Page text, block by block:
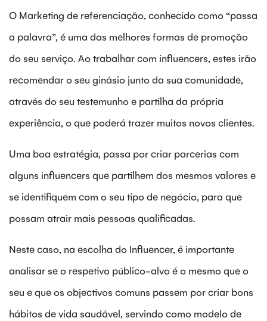
O Marketing de referenciação, conhecido como “passa
a palavra”, é uma das melhores formas de promoção
do seu serviço. Ao trabalhar com influencers, estes irão
recomendar o seu ginásio junto da sua comunidade,
através do seu testemunho e partilha da própria
experiência, o que poderá trazer muitos novos clientes.
Uma boa estratégia, passa por criar parcerias com
alguns influencers que partilhem dos mesmos valores e
se identifiquem com o seu tipo de negócio, para que
possam atrair mais pessoas qualificadas.
Neste caso, na escolha do Influencer, é importante
analisar se o respetivo público-alvo é o mesmo que o
seu e que os objectivos comuns passem por criar bons
hábitos de vida saudável, servindo como modelo de